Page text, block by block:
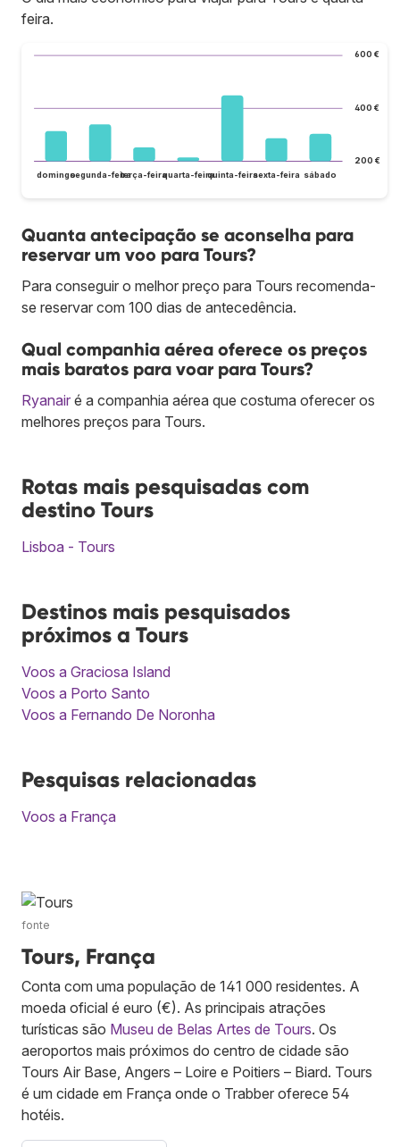
feira.
200 €
400 €
600 €
domingosegunda-feiraterça-feiraquarta-feiraquinta-feirasexta-feira sábado
Quanta antecipação se aconselha para
reservar um voo para Tours?
Para conseguir o melhor preço para Tours recomenda-
se reservar com 100 dias de antecedência.
Qual companhia aérea oferece os preços
mais baratos para voar para Tours?
Ryanair é a companhia aérea que costuma oferecer os
melhores preços para Tours.
Rotas mais pesquisadas com
destino Tours
Lisboa - Tours
Destinos mais pesquisados
próximos a Tours
Voos a Graciosa Island
Voos a Porto Santo
Voos a Fernando De Noronha
Pesquisas relacionadas
Voos a França
fonte
Tours, França
Conta com uma população de 141 000 residentes. A
moeda oficial é euro (€). As principais atrações
turísticas são Museu de Belas Artes de Tours. Os
aeroportos mais próximos do centro de cidade são
Tours Air Base, Angers – Loire e Poitiers – Biard. Tours
é um cidade em França onde o Trabber oferece 54
hotéis.